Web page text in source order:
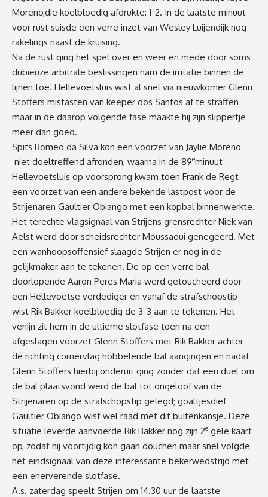
Moreno,die koelbloedig afdrukte: 1-2. In de laatste minuut
voor rust suisde een verre inzet van Wesley Luijendijk nog
rakelings naast de kruising.
Na de rust ging het spel over en weer en mede door soms
dubieuze arbitrale beslissingen nam de irritatie binnen de
lijnen toe. Hellevoetsluis wist al snel via nieuwkomer Glenn
Stoffers mistasten van keeper dos Santos af te straffen
maar in de daarop volgende fase maakte hij zijn slippertje
meer dan goed.
Spits Romeo da Silva kon een voorzet van Jaylie Moreno
niet doeltreffend afronden, waarna in de 89eminuut
Hellevoetsluis op voorsprong kwam toen Frank de Regt
een voorzet van een andere bekende lastpost voor de
Strijenaren Gaultier Obiango met een kopbal binnenwerkte.
Het terechte vlagsignaal van Strijens grensrechter Niek van
Aelst werd door scheidsrechter Moussaoui genegeerd. Met
een wanhoopsoffensief slaagde Strijen er nog in de
gelijkmaker aan te tekenen. De op een verre bal
doorlopende Aaron Peres Maria werd getoucheerd door
een Hellevoetse verdediger en vanaf de strafschopstip
wist Rik Bakker koelbloedig de 3-3 aan te tekenen. Het
venijn zit hem in de ultieme slotfase toen na een
afgeslagen voorzet Glenn Stoffers met Rik Bakker achter
de richting cornervlag hobbelende bal aangingen en nadat
Glenn Stoffers hierbij onderuit ging zonder dat een duel om
de bal plaatsvond werd de bal tot ongeloof van de
Strijenaren op de strafschopstip gelegd; goaltjesdief
Gaultier Obiango wist wel raad met dit buitenkansje. Deze
situatie leverde aanvoerde Rik Bakker nog zijn 2e gele kaart
op, zodat hij voortijdig kon gaan douchen maar snel volgde
het eindsignaal van deze interessante bekerwedstrijd met
een enerverende slotfase.
A.s. zaterdag speelt Strijen om 14.30 uur de laatste